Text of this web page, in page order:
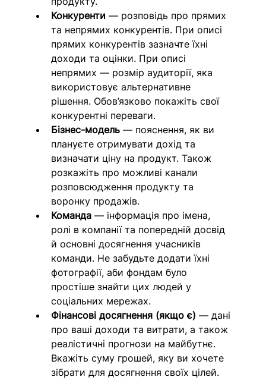
Конкуренти — розповідь про прямих
та непрямих конкурентів. При описі
прямих конкурентів зазначте їхні
доходи та оцінки. При описі
непрямих — розмір аудиторії, яка
використовує альтернативне
рішення. Обов’язково покажіть свої
конкурентні переваги.
Бізнес-модель — пояснення, як ви
плануєте отримувати дохід та
визначати ціну на продукт. Також
розкажіть про можливі канали
розповсюдження продукту та
воронку продажів.
Команда — інформація про імена,
ролі в компанії та попередній досвід
й основні досягнення учасників
команди. Не забудьте додати їхні
фотографії, аби фондам було
простіше знайти цих людей у
соціальних мережах.
Фінансові досягнення (якщо є) — дані
про ваші доходи та витрати, а також
реалістичні прогнози на майбутнє.
Вкажіть суму грошей, яку ви хочете
зібрати для досягнення своїх цілей.